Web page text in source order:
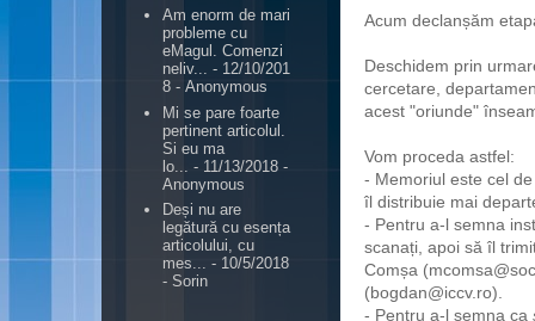
Acum declanșăm
Deschidem prin
cercetare,
acest "oriunde"
Vom proceda astfel:
- Memoriul este cel
îl distribuie mai
- Pentru a-l semna
scanați, apoi să îl
Comșa (
(bogdan@iccv.ro).
- Pentru a-l semna ca
Am enorm de mari
probleme cu
eMagul. Comenzi
neliv... - 12/10/201
8 - Anonymous
Mi se pare foarte
pertinent articolul.
Si eu ma
lo...
- 11/13/2018 -
Anonymous
Deși nu are
legătură cu esența
articolului, cu
mes... - 10/5/2018
- Sorin